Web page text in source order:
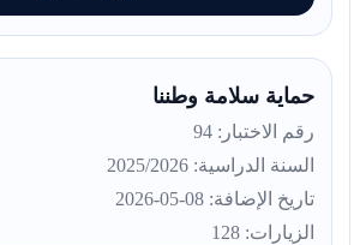
حماية سلامة وطننا
رقم الاختبار: 94
السنة الدراسية: 2025/2026
تاريخ الإضافة: 08-05-2026
الزيارات: 128